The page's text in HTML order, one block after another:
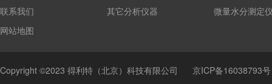
联系我们
网站地图
其它分析仪器
微量水分测定
Copyright ©2023 得利特（北京）科技有限公司 京ICP备16038793号